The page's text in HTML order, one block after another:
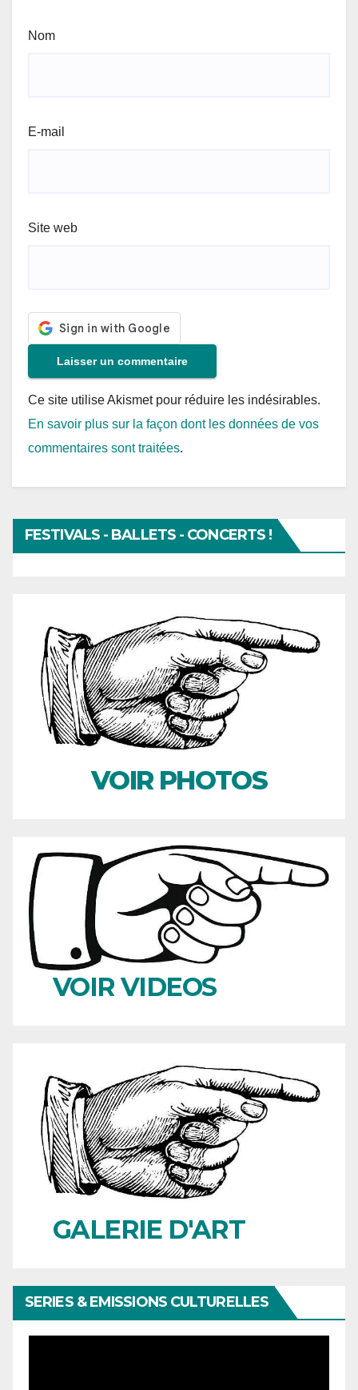
Nom
E-mail
Site web
Ce site utilise Akismet pour réduire les indésirables.
En savoir plus sur la façon dont les données de vos
commentaires sont traitées.
FESTIVALS - BALLETS - CONCERTS !
VOIR PHOTOS
VOIR VIDEOS
GALERIE D'ART
SERIES & EMISSIONS CULTURELLES